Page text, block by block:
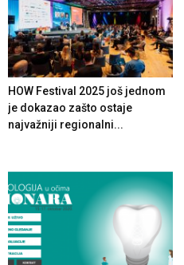
HOW Festival 2025 još jednom
je dokazao zašto ostaje
najvažniji regionalni...